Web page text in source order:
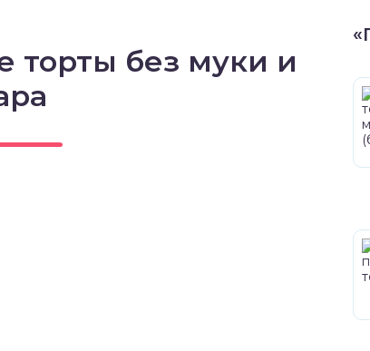
торты без муки и